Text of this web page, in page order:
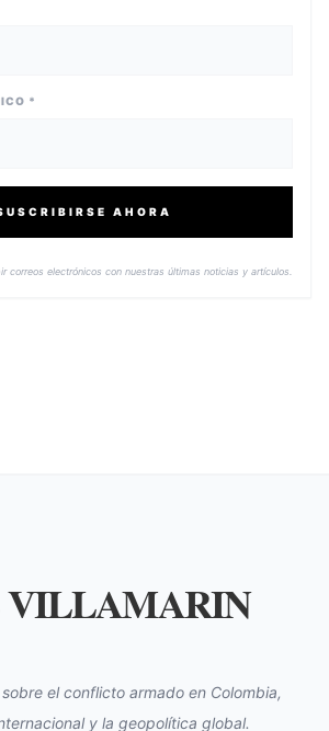
*
AHORA
correos electrónicos con nuestras últimas noticias y artículos.
VILLAMARIN
el conflicto armado en Colombia,
y la geopolítica global.